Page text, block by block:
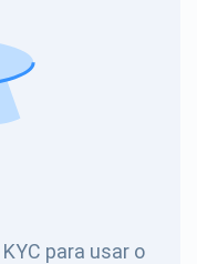
para usar o